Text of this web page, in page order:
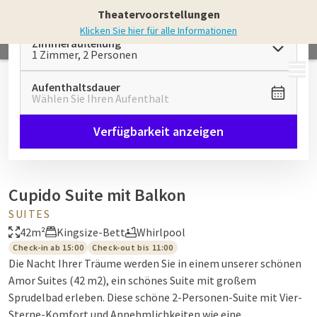
Theatervoorstellungen
Klicken Sie hier für alle Informationen
MENÜ
Zimmeraufteilung
1 Zimmer, 2 Personen
Aufenthaltsdauer
Wählen Sie Ihren Aufenthalt
Verfügbarkeit anzeigen
Cupido Suite mit Balkon
SUITES
42m²
Kingsize-Bett Whirlpool
Check-in ab 15:00 Check-out bis 11:00
Die Nacht Ihrer Träume werden Sie in einem unserer schönen
Amor Suites (42 m2), ein schönes Suite mit großem
Sprudelbad erleben. Diese schöne 2-Personen-Suite mit Vier-
Sterne-Komfort und Annehmlichkeiten wie eine